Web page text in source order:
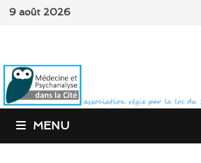
Passer
9 août 2026
MENU